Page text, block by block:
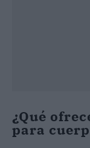
¿Qué
para